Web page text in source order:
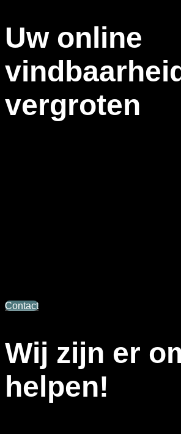
Uw online
vindbaarheid
vergroten
Contact
Wij zijn er
helpen!